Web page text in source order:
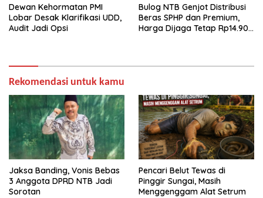
Dewan Kehormatan PMI
Lobar Desak Klarifikasi UDD,
Audit Jadi Opsi
Bulog NTB Genjot Distribusi
Beras SPHP dan Premium,
Harga Dijaga Tetap Rp14.900
Rekomendasi untuk kamu
Jaksa Banding, Vonis Bebas
3 Anggota DPRD NTB Jadi
Sorotan
Pencari Belut Tewas di
Pinggir Sungai, Masih
Menggenggam Alat Setrum